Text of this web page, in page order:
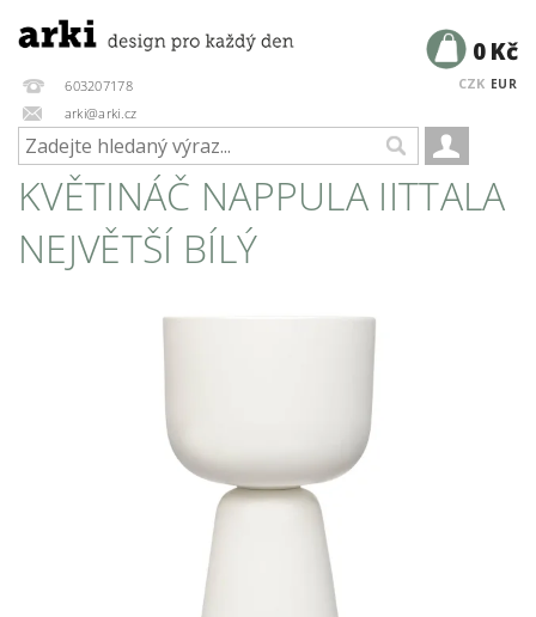
603207178
arki@arki.cz
CZK EUR
0 Kč
KVĚTINÁČ NAPPULA IITTALA
NEJVĚTŠÍ BÍLÝ